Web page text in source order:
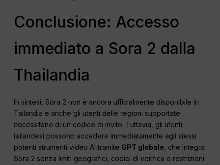
Conclusione: Accesso
immediato a Sora 2 dalla
Thailandia
In sintesi, Sora 2 non è ancora ufficialmente disponibile in
Tailandia e anche gli utenti delle regioni supportate
necessitano di un codice di invito. Tuttavia, gli utenti
tailandesi possono accedere immediatamente agli stessi
potenti strumenti video AI tramite GPT globale , che integra
Sora 2 senza limiti geografici, codici di verifica o restrizioni